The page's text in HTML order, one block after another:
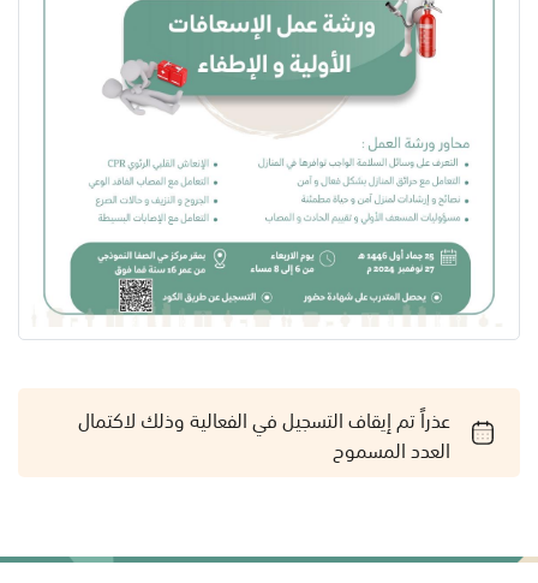
عذراً تم إيقاف التسجيل في الفعالية وذلك لاكتمال
العدد المسموح